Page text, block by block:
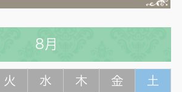
8月
火 水 木 金 土